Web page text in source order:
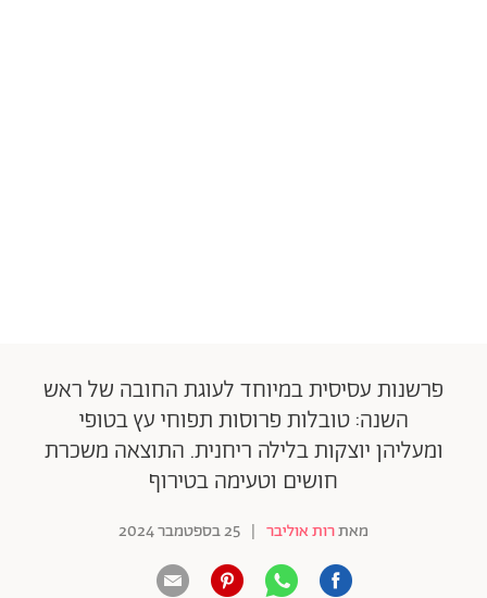
פרשנות עסיסית במיוחד לעוגת החובה של ראש
השנה: טובלות פרוסות תפוחי עץ בטופי
ומעליהן יוצקות בלילה ריחנית. התוצאה משכרת
חושים וטעימה בטירוף
מאתרות אוליבר | 25 בספטמבר 2024